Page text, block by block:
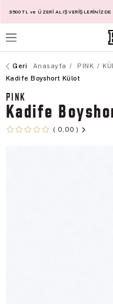
3500 TL ve ÜZERİ ALIŞVERİŞLERİNİZDE
Anasayfa PINK
Kadife Boyshort Külot
PINK
Kadife
0,00